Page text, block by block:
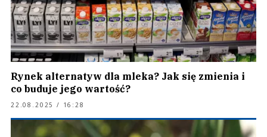
Rynek alternatyw dla mleka? Jak się zmienia i
co buduje jego wartość?
22.08.2025 / 16:28